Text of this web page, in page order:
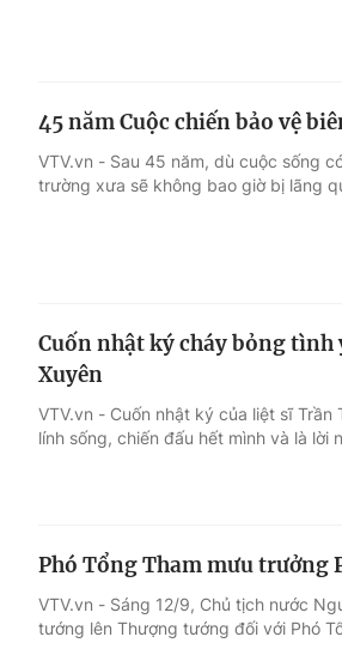
45 năm Cuộc chiến bảo vệ
VTV.vn - Sau 45 năm, dù cuộc sống
trường xưa sẽ không bao giờ bị lãng
Cuốn nhật ký cháy bỏng tình
Xuyên
VTV.vn - Cuốn nhật ký của liệt sĩ
lính sống, chiến đấu hết mình và là
Phó Tổng Tham mưu trưởng
VTV.vn - Sáng 12/9, Chủ tịch nước
tướng lên Thượng tướng đối với Phó